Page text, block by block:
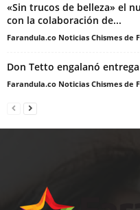
«Sin trucos de belleza» el
con la colaboración de...
Farandula.co Noticias Chismes de
Don Tetto engalanó
Farandula.co Noticias Chismes de